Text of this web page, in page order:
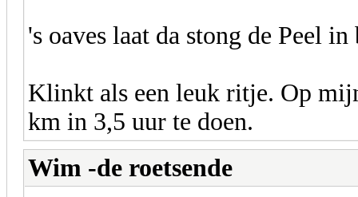
's oaves laat da stong de Peel in
Klinkt als een leuk ritje. Op
km in 3,5 uur te doen.
Wim -de roetsende